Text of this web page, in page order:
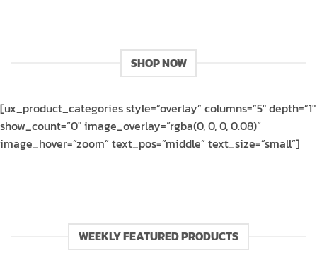
SHOP NOW
[ux_product_categories style=”overlay” columns=”5″ depth=”1″
show_count=”0″ image_overlay=”rgba(0, 0, 0, 0.08)”
image_hover=”zoom” text_pos=”middle” text_size=”small”]
WEEKLY FEATURED PRODUCTS